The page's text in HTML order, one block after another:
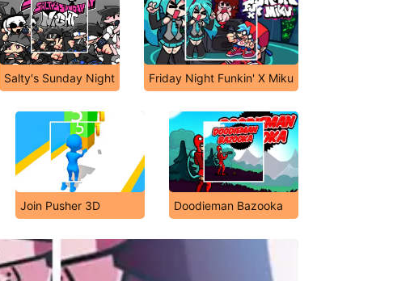
Salty's Sunday Night Friday Night Funkin' X Miku
Join Pusher 3D Doodieman Bazooka